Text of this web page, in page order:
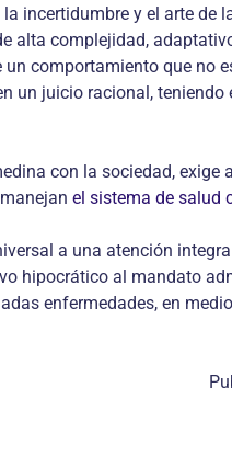
incertidumbre y el arte
alta complejidad,
comportamiento que
un juicio racional,
con la sociedad,
el sistema de salud
a una atención
hipocrático al mandato
enfermedades, en